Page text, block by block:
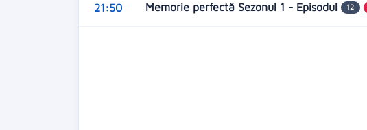
21:50 Memorie perfectă Sezonul 1 - Episodul 12